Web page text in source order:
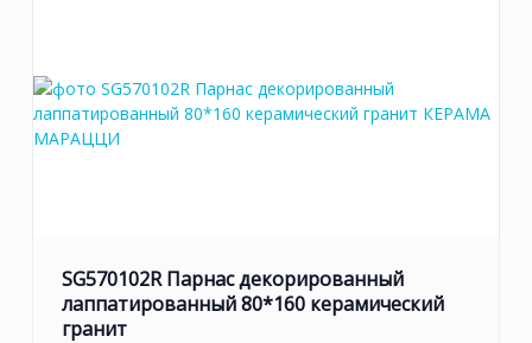
SG570102R Парнас декорированный
лаппатированный 80*160 керамический
гранит